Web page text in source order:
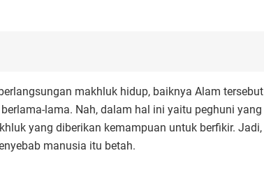
makhluk hidup, baiknya Alam tersebut
lama. Nah, dalam hal ini yaitu peghuni yang
yang diberikan kemampuan untuk berfikir. Jadi,
manusia itu betah.